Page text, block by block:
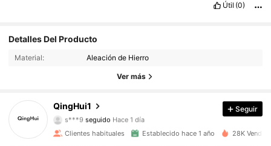
Útil (0)
Detalles Del Producto
Material: Aleación de Hierro
Ver más
QingHui1
4,91 659 Seguidores
s***9 seguido Hace 1 día
4,91
659 Seguidores
Seguir
Clientes habituales Establecido hace 1 año 28K